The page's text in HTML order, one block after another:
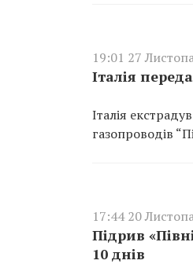
19:01 27
Італія
Італія
газопроводів
17:44 20
Підрив
10 днів